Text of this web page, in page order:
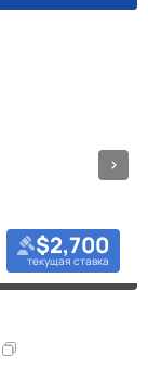
$2,700
текущая ставка